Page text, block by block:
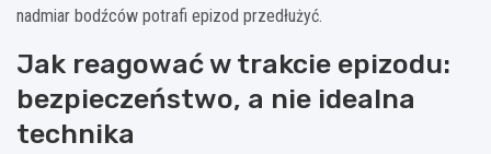
nadmiar bodźców potrafi epizod przedłużyć.
Jak reagować w trakcie epizodu:
bezpieczeństwo, a nie idealna
technika